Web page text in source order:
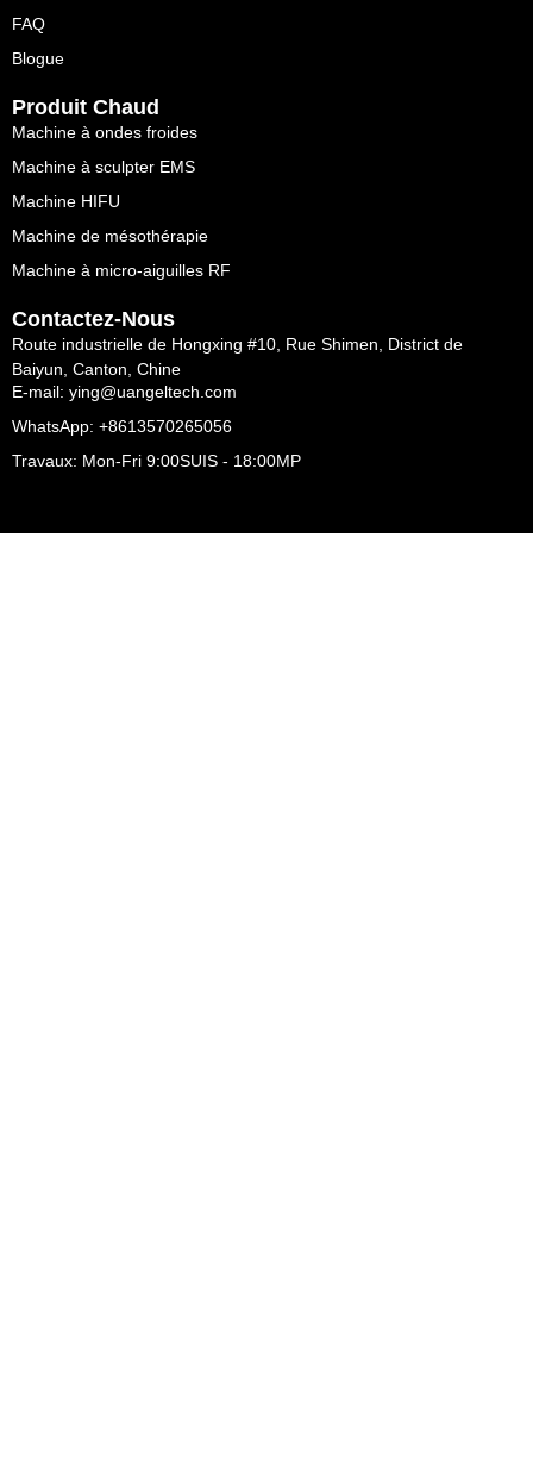
FAQ
Blogue
Produit Chaud
Machine à ondes froides
Machine à sculpter EMS
Machine HIFU
Machine de mésothérapie
Machine à micro-aiguilles RF
Contactez-Nous
Route industrielle de Hongxing #10, Rue Shimen, District de
Baiyun, Canton, Chine
E-mail: ying@uangeltech.com
WhatsApp: +8613570265056
Travaux: Mon-Fri 9:00SUIS - 18:00MP